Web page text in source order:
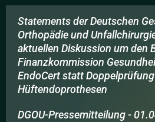
Statements der Deutschen
Orthopädie und
aktuellen Diskussion um den
Finanzkommission
EndoCert statt
Hüftendoprothesen
DGOU-Pressemitteilung -